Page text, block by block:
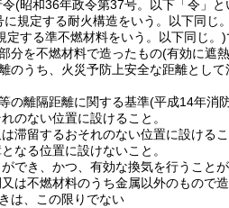
令(昭和36年政令第37号。以下「令」と
規定する耐火構造をいう。以下同じ
定する準不燃材料をいう。以下同じ。)
分を不燃材料で造ったもの(有効に遮
のうち、火災予防上安全な距離とし
の離隔距離に関する基準(平成14年消
のない位置に設けること。
滞留するおそれのない位置に設けるこ
なる位置に設けないこと。
でき、かつ、有効な換気を行うこと
は不燃材料のうち金属以外のもので
は、この限りでない